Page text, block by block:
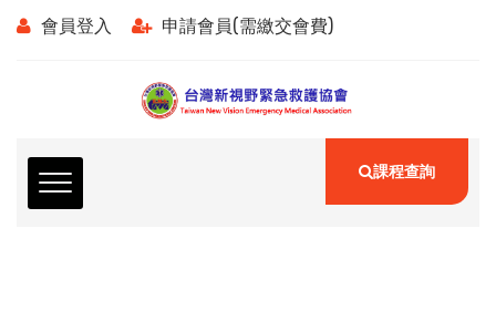
會員登入 申請會員(需繳交會費)
課程查詢